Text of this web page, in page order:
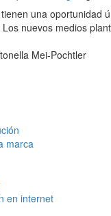
una oportunidad
nuevos medios
Mei-Pochtler
marca
en internet